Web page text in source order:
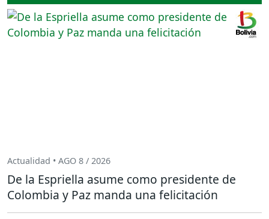
Actualidad • AGO 8 / 2026
De la Espriella asume como presidente de
Colombia y Paz manda una felicitación